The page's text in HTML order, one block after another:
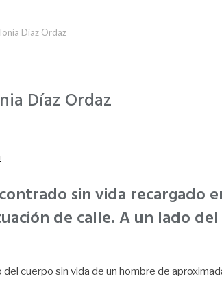
Díaz Ordaz
Díaz Ordaz
sin vida recargado
de calle. A un lado
cuerpo sin vida de un hombre de